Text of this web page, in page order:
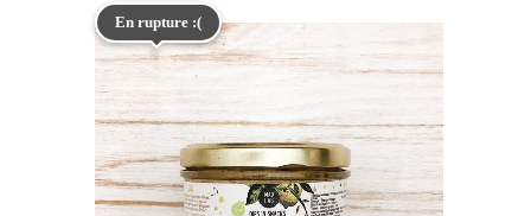
En rupture :(